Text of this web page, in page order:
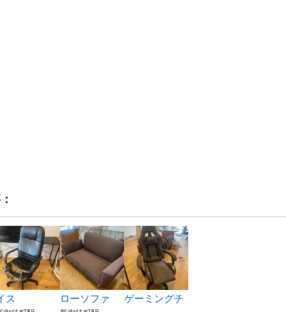
ス ローソファ
ゲーミングチ